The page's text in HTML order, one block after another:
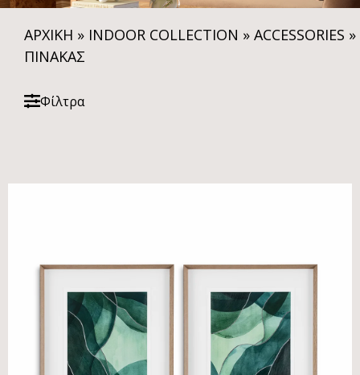
ΑΡΧΙΚΗ » INDOOR COLLECTION » ACCESSORIES »
ΠΊΝΑΚΑΣ
Φίλτρα